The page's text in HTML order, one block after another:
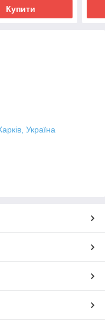
Купити
Україна